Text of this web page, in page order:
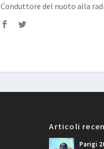
Conduttore del nuoto alla
Articoli
Parigi